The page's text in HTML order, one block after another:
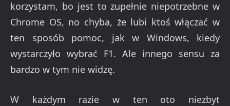
korzystam, bo jest to zupełnie niepotrzebne w
Chrome OS, no chyba, że lubi ktoś włączać w
ten sposób pomoc, jak w Windows, kiedy
wystarczyło wybrać F1. Ale innego sensu za
bardzo w tym nie widzę.
W każdym razie w ten oto niezbyt